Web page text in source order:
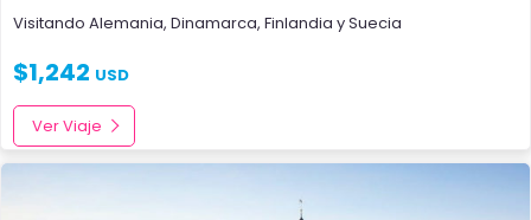
Visitando Alemania, Dinamarca, Finlandia ySuecia
$1,242 USD
Ver Viaje